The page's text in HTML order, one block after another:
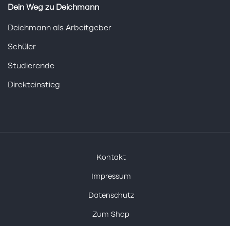
Dein Weg zu Deichmann
Deichmann als Arbeitgeber
Schüler
Studierende
Direkteinstieg
Kontakt
Impressum
Datenschutz
Zum Shop